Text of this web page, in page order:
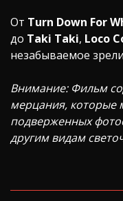
От Turn Down For
до Taki Taki, Loco
незабываемое
Внимание: Фильм
мерцания, которые
подверженных
другим видам